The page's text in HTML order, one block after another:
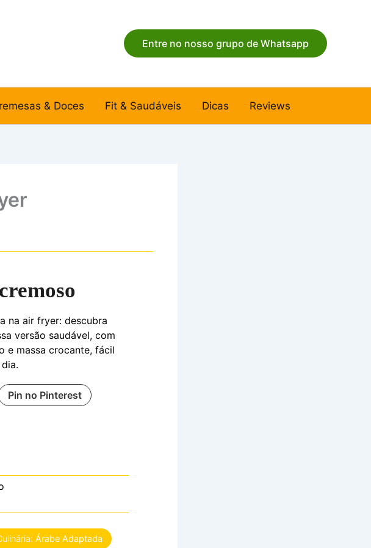
Entre no nosso grupo de Whatsapp
& Doces Fit & Saudáveis Dicas Reviews
na air fryer: descubra
versão saudável, com
e massa crocante, fácil
Pin no Pinterest
Árabe Adaptada